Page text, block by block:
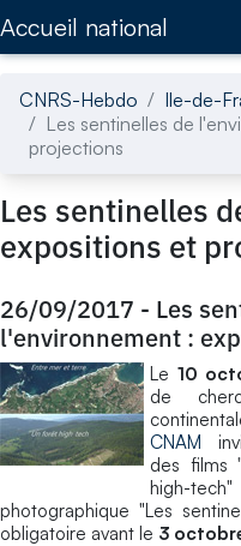
Accueil national
CNRS-Hebdo Ile-de-
Les sentinelles de
projections
Les sentinelles
expositions et
26/09/2017 - Les
l'environnement :
Le 10
de
CNAM
des films
high-
photographique "Les
obligatoire avant le 3